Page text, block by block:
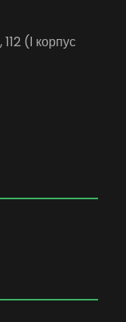
(І корпус